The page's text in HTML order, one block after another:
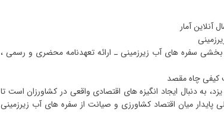
آمار
بخشی سفره های آب زیرزمینی ـ ارائه تعهدنامه محضری و رسمی ،
به دنبال ایجاد انگیزه های اقتصادی واقعی در کشاورزان است تا
میان اقتصاد کشاورزی و صیانت از سفره های آب زیرزمینی